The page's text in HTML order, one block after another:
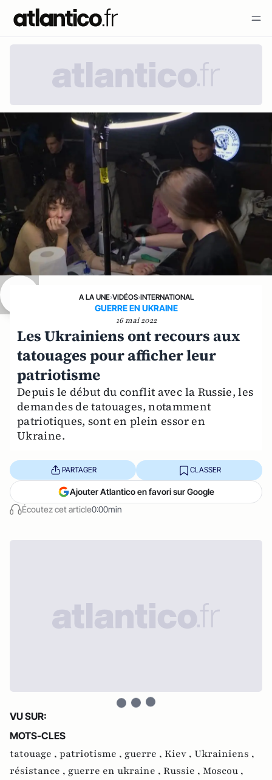
A LA UNE›VIDÉOS›INTERNATIONAL
GUERRE EN UKRAINE
16 mai 2022
Les Ukrainiens ont recours aux
tatouages pour afficher leur
patriotisme
Depuis le début du conflit avec la Russie, les
demandes de tatouages, notamment
patriotiques, sont en plein essor en
Ukraine.
Écoutez cet article0:00min
PARTAGER CLASSER
Ajouter Atlantico en favori sur Google
VU SUR:
MOTS-CLES
tatouage , patriotisme , guerre , Kiev , Ukrainiens ,
résistance , guerre en ukraine , Russie , Moscou ,